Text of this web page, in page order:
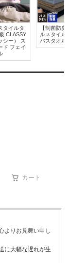
タイルタ
CLASSY
シー） ス
ド フェイ
【制菌防臭
ルスタイル
バスタオル
カート
よりお見舞い申し
に大幅な遅れが生